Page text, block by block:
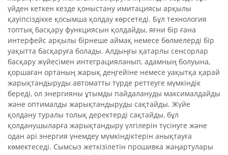
үйден кеткен кезде қоныстану имитациясы арқылы
қауіпсіздікке қосымша қолдау көрсетеді. Бұл технология
топтық басқару функциясын қолдайды, яғни бір ғана
интерфейс арқылы бірнеше аймақ немесе бөлмелерді бір
уақытта басқаруға болады. Алдыңғы қатарлы сенсорлар
басқару жүйесімен интеграцияланып, адамның болуына,
қоршаған ортаның жарық деңгейіне немесе уақытқа қарай
жарықтандыруды автоматты түрде реттеуге мүмкіндік
береді, ол энергияны ұтымды пайдалануды максималдайды
және оптималды жарықтандыруды сақтайды. Жүйе
қолдану туралы толық деректерді сақтайды, бұл
қолданушыларға жарықтандыру үлгілерін түсінуге және
одан әрі энергия үнемдеу мүмкіндіктерін анықтауға
көмектеседі. Сымсыз жеткізілетін прошивка жаңартулары